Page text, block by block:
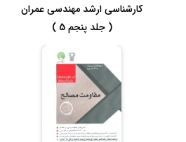
کارشناسی ارشد مهندسی عمران
( جلد پنجم 5 )